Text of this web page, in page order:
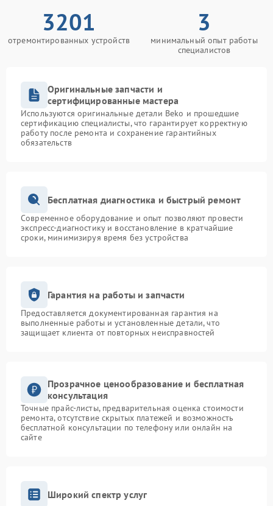
3201
отремонтированных устройств
3
минимальный опыт работы
специалистов
Оригинальные запчасти и
сертифицированные мастера
Используются оригинальные детали Beko и прошедшие
сертификацию специалисты, что гарантирует корректную
работу после ремонта и сохранение гарантийных
обязательств
Бесплатная диагностика и быстрый ремонт
Современное оборудование и опыт позволяют провести
экспресс-диагностику и восстановление в кратчайшие
сроки, минимизируя время без устройства
Гарантия на работы и запчасти
Предоставляется документированная гарантия на
выполненные работы и установленные детали, что
защищает клиента от повторных неисправностей
Прозрачное ценообразование и бесплатная
консультация
Точные прайс-листы, предварительная оценка стоимости
ремонта, отсутствие скрытых платежей и возможность
бесплатной консультации по телефону или онлайн на
сайте
Широкий спектр услуг